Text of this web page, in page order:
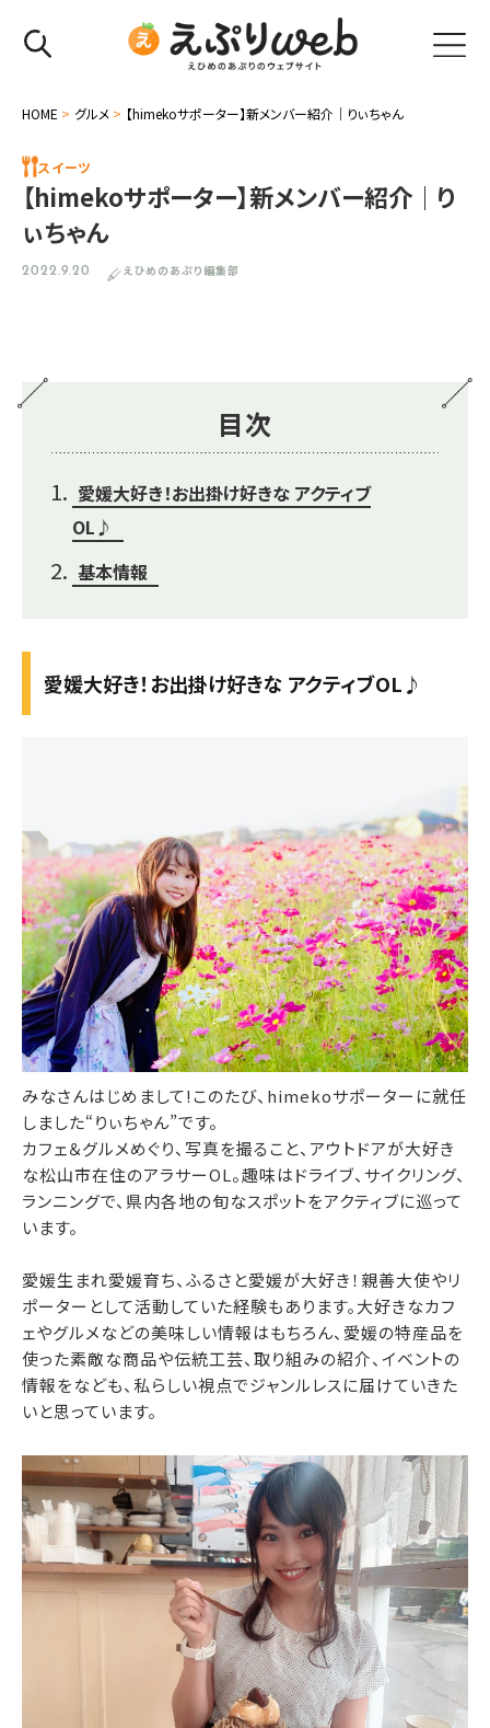
HOME > グルメ > 【himekoサポーター】新メンバー紹介｜りぃちゃん
スイーツ
【himekoサポーター】新メンバー紹介｜り
ぃちゃん
2022.9.20 えひめのあぷり編集部
目次
愛媛大好き！お出掛け好きな アクティブ
OL♪
基本情報
愛媛大好き！お出掛け好きな アクティブOL♪
みなさんはじめまして!このたび、himekoサポーターに就任
しました“りぃちゃん”です。
カフェ＆グルメめぐり、写真を撮ること、アウトドアが大好き
な松山市在住のアラサーOL。趣味はドライブ、サイクリング、
ランニングで、県内各地の旬なスポットをアクティブに巡って
います。
愛媛生まれ愛媛育ち、ふるさと愛媛が大好き！親善大使やリ
ポーターとして活動していた経験もあります。大好きなカフ
ェやグルメなどの美味しい情報はもちろん、愛媛の特産品を
使った素敵な商品や伝統工芸、取り組みの紹介、イベントの
情報をなども、私らしい視点でジャンルレスに届けていきた
いと思っています。